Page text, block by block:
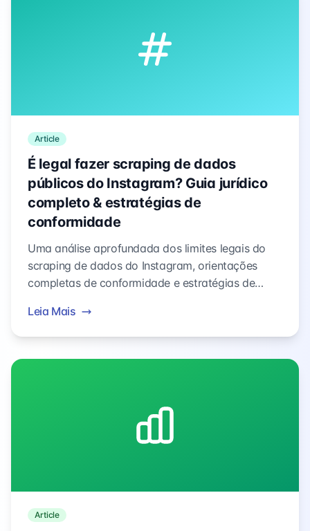
Article
É legal fazer scraping de dados
públicos do Instagram? Guia jurídico
completo & estratégias de
conformidade
Uma análise aprofundada dos limites legais do
scraping de dados do Instagram, orientações
completas de conformidade e estratégias de
de forma segura e legal.
Leia Mais
Article